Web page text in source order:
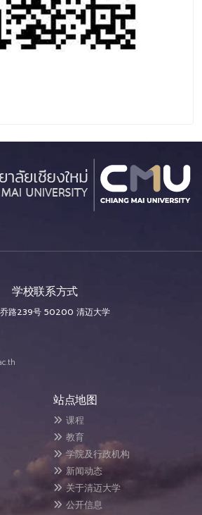
学校联系方式
乔路239号 50200 清迈大学
站点地图
课程
教育
学院及行政机构
新闻动态
关于清迈大学
公开信息